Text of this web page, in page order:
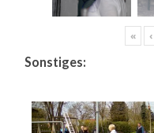
« ‹
Sonstiges: